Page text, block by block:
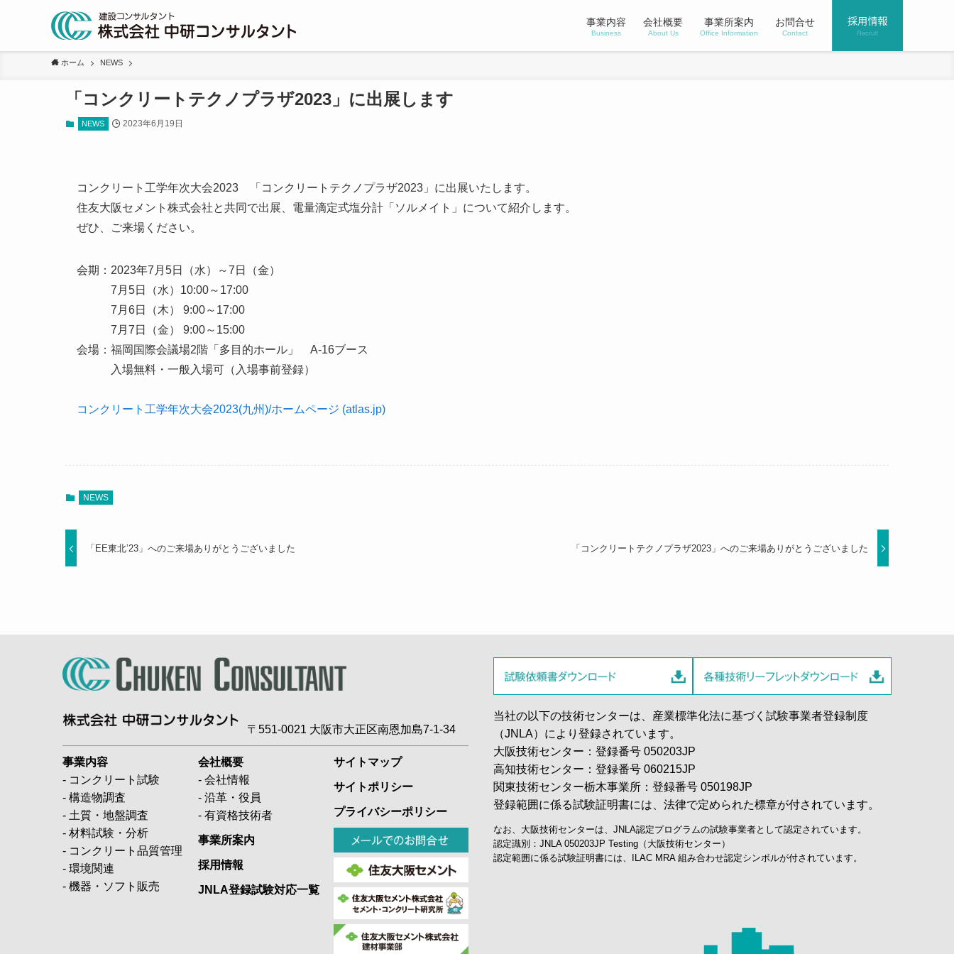
事業内容
Business
会社概要
About Us
事業所案内
Office Information
お問合せ
Contact
ホーム NEWS
「コンクリートテクノプラザ2023」に出展します
NEWS 2023年6月19日
コンクリート工学年次大会2023 「コンクリートテクノプラザ2023」に出展いたします。
住友大阪セメント株式会社と共同で出展、電量滴定式塩分計「ソルメイト」について紹介します。
ぜひ、ご来場ください。
会期：2023年7月5日（水）～7日（金）
7月5日（水）10:00～17:00
7月6日（木） 9:00～17:00
7月7日（金） 9:00～15:00
会場：福岡国際会議場2階「多目的ホール」 A-16ブース
入場無料・一般入場可（入場事前登録）
コンクリート工学年次大会2023(九州)/ホームページ (atlas.jp)
NEWS
「EE東北’23」へのご来場ありがとうございました 「コンクリートテクノプラザ2023」へのご来場ありがとうございました
〒551-0021 大阪市大正区南恩加島7-1-34
事業内容
- コンクリート試験
- 構造物調査
- 土質・地盤調査
- 材料試験・分析
- コンクリート品質管理
- 環境関連
- 機器・ソフト販売
会社概要
- 会社情報
- 沿革・役員
- 有資格技術者
事業所案内
採用情報
JNLA登録試験対応一覧
サイトマップ
サイトポリシー
プライバシーポリシー
当社の以下の技術センターは、産業標準化法に基づく試験事業者登録制度
（JNLA）により登録されています。
大阪技術センター：登録番号 050203JP
高知技術センター：登録番号 060215JP
関東技術センター栃木事業所：登録番号 050198JP
登録範囲に係る試験証明書には、法律で定められた標章が付されています。
なお、大阪技術センターは、JNLA認定プログラムの試験事業者として認定されています。
認定識別：JNLA 050203JP Testing（大阪技術センター）
認定範囲に係る試験証明書には、ILAC MRA 組み合わせ認定シンボルが付されています。